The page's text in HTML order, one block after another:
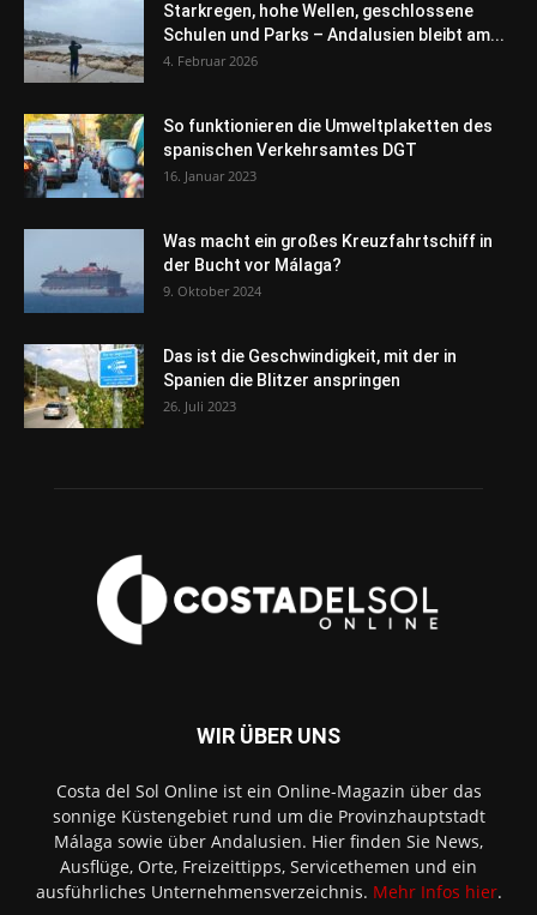
Starkregen, hohe Wellen, geschlossene
Schulen und Parks – Andalusien bleibt am...
4. Februar 2026
So funktionieren die Umweltplaketten des
spanischen Verkehrsamtes DGT
16. Januar 2023
Was macht ein großes Kreuzfahrtschiff in
der Bucht vor Málaga?
9. Oktober 2024
Das ist die Geschwindigkeit, mit der in
Spanien die Blitzer anspringen
26. Juli 2023
WIR ÜBER UNS
Costa del Sol Online ist ein Online-Magazin über das
sonnige Küstengebiet rund um die Provinzhauptstadt
Málaga sowie über Andalusien. Hier finden Sie News,
Ausflüge, Orte, Freizeittipps, Servicethemen und ein
ausführliches Unternehmensverzeichnis. Mehr Infos hier.